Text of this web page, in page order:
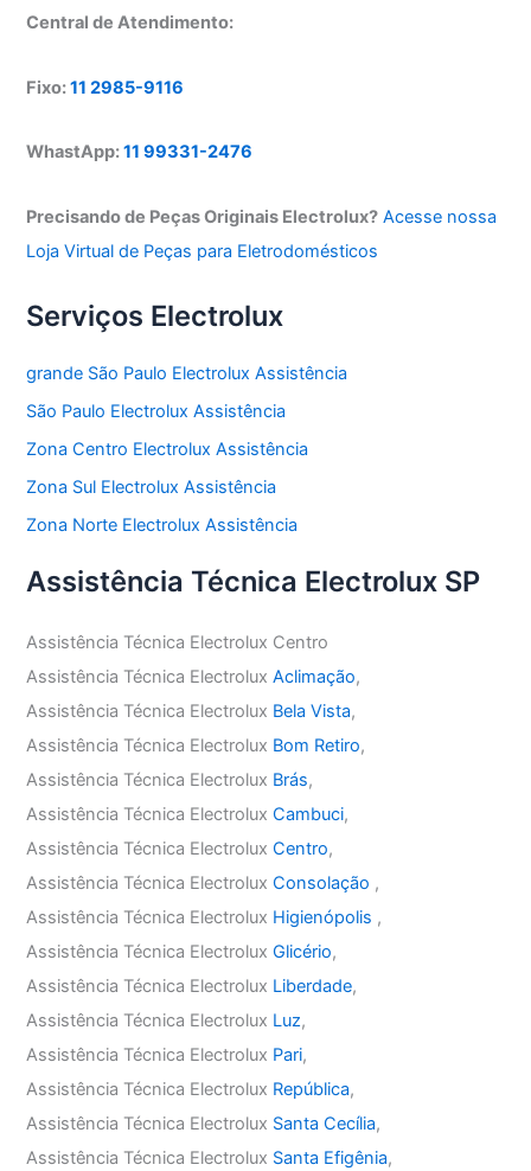
Central de Atendimento:
Fixo:11 2985-9116
WhastApp:11 99331-2476
Precisando de Peças Originais Electrolux? Acesse nossa
Loja Virtual de Peças para Eletrodomésticos
Serviços Electrolux
grande São Paulo Electrolux Assistência
São Paulo Electrolux Assistência
Zona Centro Electrolux Assistência
Zona Sul Electrolux Assistência
Zona Norte Electrolux Assistência
Assistência Técnica Electrolux SP
Assistência Técnica Electrolux Centro
Assistência Técnica ElectroluxAclimação,
Assistência Técnica Electrolux Bela Vista,
Assistência Técnica Electrolux Bom Retiro,
Assistência Técnica Electrolux Brás,
Assistência Técnica ElectroluxCambuci,
Assistência Técnica ElectroluxCentro,
Assistência Técnica ElectroluxConsolação ,
Assistência Técnica Electrolux Higienópolis ,
Assistência Técnica ElectroluxGlicério,
Assistência Técnica Electrolux Liberdade,
Assistência Técnica Electrolux Luz,
Assistência Técnica Electrolux Pari,
Assistência Técnica Electrolux República,
Assistência Técnica Electrolux Santa Cecília,
Assistência Técnica Electrolux Santa Efigênia,